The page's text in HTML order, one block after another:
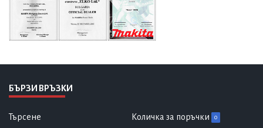
БЪРЗИ ВРЪЗКИ
Търсене
Количка за поръчки 0